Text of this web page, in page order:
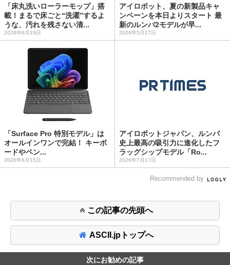
「床丸洗いローラーモップ」搭
載！まるで床ごと“洗濯”するよ
うな、汚れを残さない清...
2026年6月19日
アイロボット、夏の新製品キャ
ンペーンを本日よりスタート 最
新のルンバ2モデルが早...
2026年5月27日
「Surface Pro 特別モデル」は
オールインワンで完結！ キーボ
ードやペン...
2026年6月15日
アイロボットジャパン、ルンバ
史上最高の吸引力に進化したフ
ラッグシップモデル「Ro...
2026年7月17日
Recommended by
この記事の先頭へ
ASCII.jpトップへ
次にお勧めの記事